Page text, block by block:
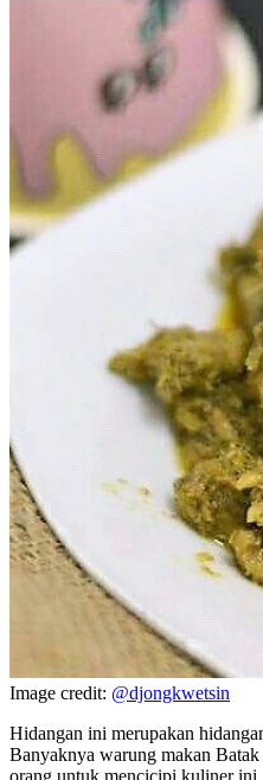
Image credit: @djongkwetsin
Hidangan ini merupakan
Banyaknya warung makan
orang untuk mencicipi kuliner ini,